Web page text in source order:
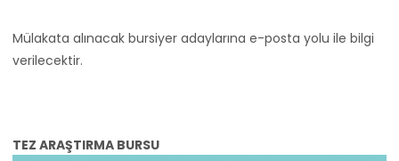
Mülakata alınacak bursiyer adaylarına e-posta yolu ile bilgi
verilecektir.
TEZ ARAŞTIRMA BURSU